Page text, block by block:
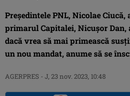
Preşedintele PNL, Nicolae
primarul Capitalei, Nicuşor Dan,
dacă vrea să mai primească
un nou mandat, anume să se
AGERPRES - J, 23 nov. 2023, 10:48